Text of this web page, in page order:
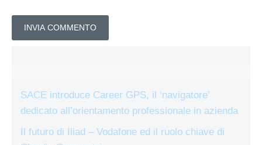
SACE introduce Career GPS, il ‘navigatore’
dedicato all’orientamento professionale in azienda
Il futuro di Iliad – Vodafone ed il ruolo chiave di